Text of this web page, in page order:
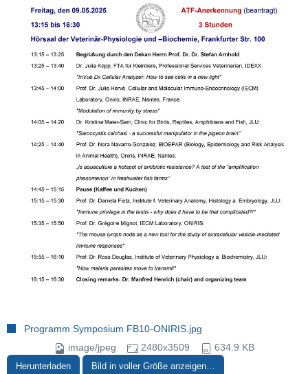
Programm Symposium FB10-ONIRIS.jpg
image/jpeg
2480x3509 634.9 KB
Herunterladen Bild in voller Größe anzeigen…